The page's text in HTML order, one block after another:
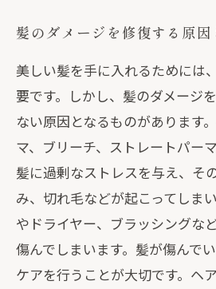
髪のダメージを修復する原
美しい髪を手に入れるためには
要です。しかし、髪のダメージ
ない原因となるものがあります
マ、ブリーチ、ストレートパー
髪に過剰なストレスを与え、そ
み、切れ毛などが起こってしま
やドライヤー、ブラッシングな
傷んでしまいます。髪が傷んで
ケアを行うことが大切です。ヘ